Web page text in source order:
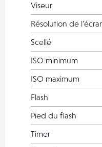
Viseur
Résolution de
Scellé
ISO minimum
ISO maximum
Flash
Pied du flash
Timer